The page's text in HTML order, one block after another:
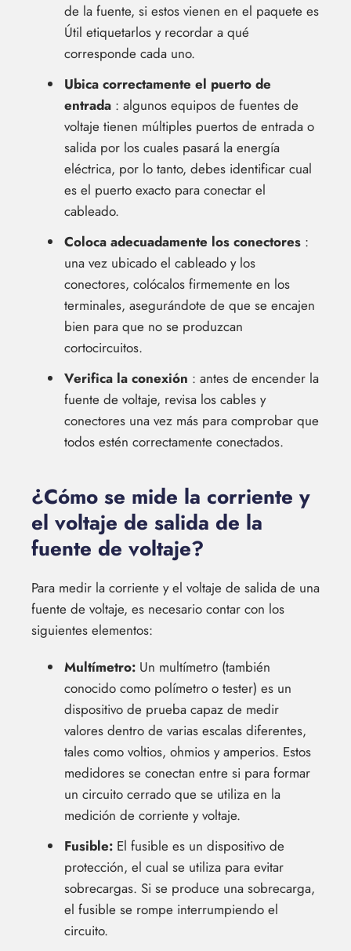
de la fuente, si estos vienen en el paquete es
Útil etiquetarlos y recordar a qué
corresponde cada uno.
Ubica correctamente el puerto de
entrada : algunos equipos de fuentes de
voltaje tienen múltiples puertos de entrada o
salida por los cuales pasará la energía
eléctrica, por lo tanto, debes identificar cual
es el puerto exacto para conectar el
cableado.
Coloca adecuadamente los conectores :
una vez ubicado el cableado y los
conectores, colócalos firmemente en los
terminales, asegurándote de que se encajen
bien para que no se produzcan
cortocircuitos.
Verifica la conexión : antes de encender la
fuente de voltaje, revisa los cables y
conectores una vez más para comprobar que
todos estén correctamente conectados.
¿Cómo se mide la corriente y
el voltaje de salida de la
fuente de voltaje?
Para medir la corriente y el voltaje de salida de una
fuente de voltaje, es necesario contar con los
siguientes elementos:
Multímetro: Un multímetro (también
conocido como polímetro o tester) es un
dispositivo de prueba capaz de medir
valores dentro de varias escalas diferentes,
tales como voltios, ohmios y amperios. Estos
medidores se conectan entre si para formar
un circuito cerrado que se utiliza en la
medición de corriente y voltaje.
Fusible: El fusible es un dispositivo de
protección, el cual se utiliza para evitar
sobrecargas. Si se produce una sobrecarga,
el fusible se rompe interrumpiendo el
circuito.